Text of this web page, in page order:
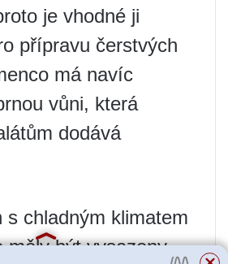
je vhodné ji
přípravu čerstvých
má navíc
vůni, která
dodává
s chladným klimatem
měly být vysazeny